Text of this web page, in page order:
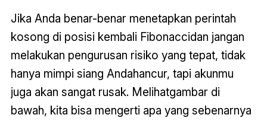
Jika Anda benar-benar menetapkan perintah
kosong di posisi kembali Fibonaccidan jangan
melakukan pengurusan risiko yang tepat, tidak
hanya mimpi siang Andahancur, tapi akunmu
juga akan sangat rusak. Melihatgambar di
bawah, kita bisa mengerti apa yang sebenarnya